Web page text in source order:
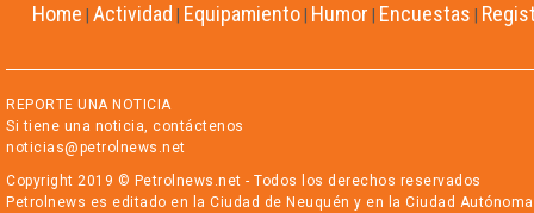
Home Actividad Equipamiento Humor Encuestas
REPORTE UNA NOTICIA
Si tiene una noticia, contáctenos
noticias@petrolnews.net
Copyright 2019 © Petrolnews.net - Todos los derechos reservados
Petrolnews es editado en la Ciudad de Neuquén y en la Ciudad Autónoma